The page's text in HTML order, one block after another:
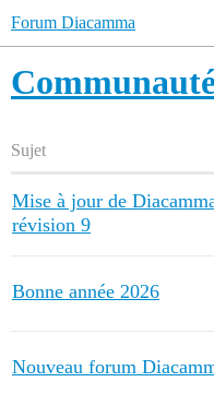
Forum Diacamma
Sujet
Mise à jour de
révision 9
Bonne année 2026
Nouveau forum